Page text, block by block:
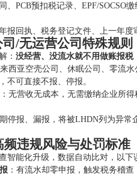
、PCB预扣税记录、EPF/SOCSO
报回执、税务登记文件、上一年度
/无运营公司特殊规则
： 没经营、没流水就不用做账报税
西亚空壳公司、休眠公司、零流水
不可直接不报、停报。
无营收无成本，无需缴纳企业所
停报、漏报，将被LHDN列为异
频违规风险与处罚标准
智能化升级，数据自动比对，以下
：有流水却零申报，触发税务稽